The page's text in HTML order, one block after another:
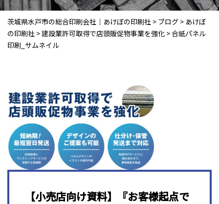
茨城県水戸市の総合印刷会社｜あけぼの印刷社 > ブログ > あけぼ
の印刷社 >建設業許可取得で店頭販促物事業を強化 >合紙パネル
印刷_サムネイル
【小売店向け資料】『お客様起点で